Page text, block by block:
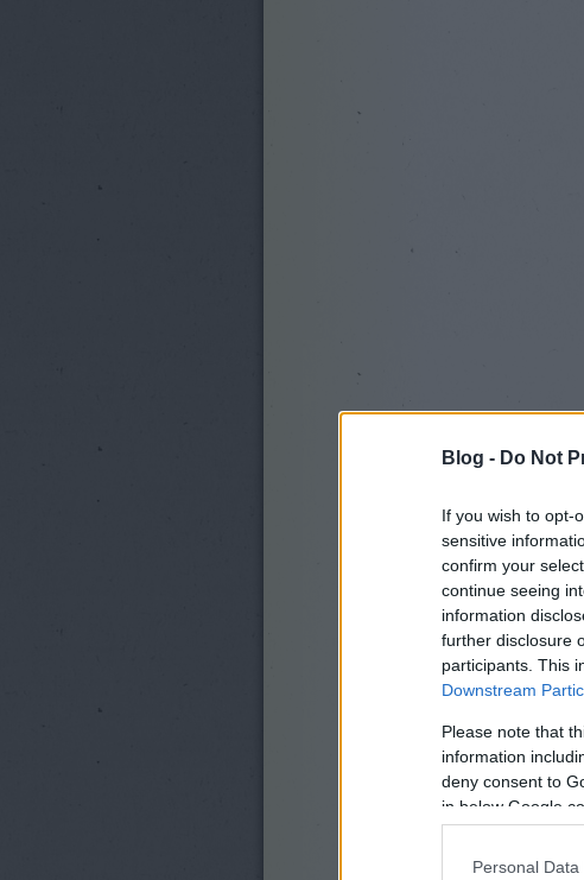
Blog - Do Not
If you wish to opt-
sensitive
confirm your
continue seeing
information
further disclosure
participants. This
Downstream
Please note that
information
deny consent to
in below Google
Personal